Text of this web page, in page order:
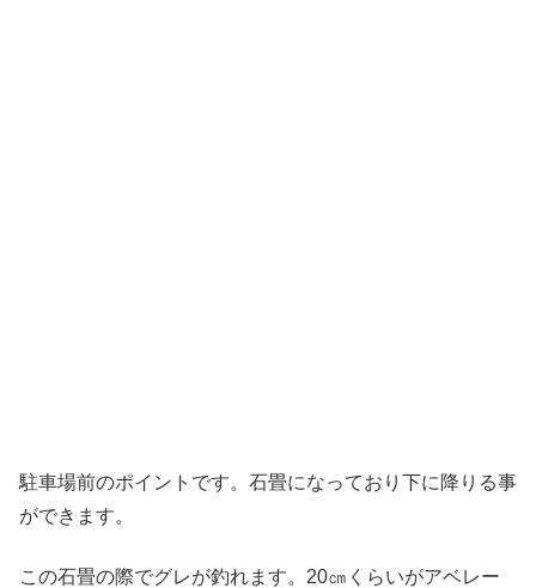
駐車場前のポイントです。石畳になっており下に降りる事
ができます。
この石畳の際でグレが釣れます。20㎝くらいがアベレー